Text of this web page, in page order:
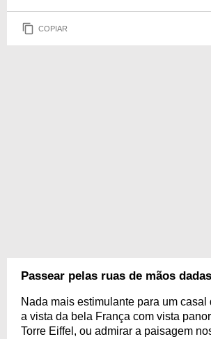
COPIAR
Passear pelas ruas de mãos dadas
Nada mais estimulante para um casal
a vista da bela França com vista
Torre Eiffel, ou admirar a paisagem